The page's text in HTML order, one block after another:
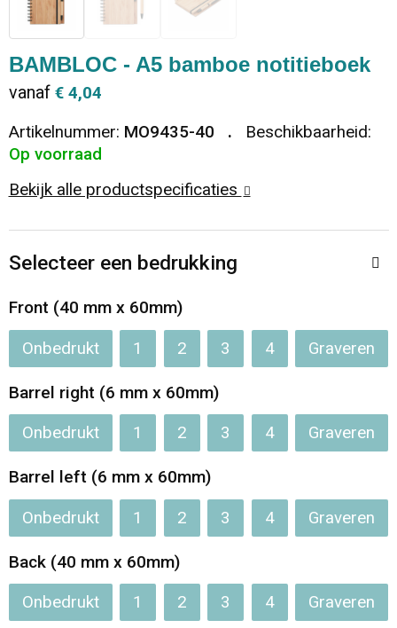
Dekens, Fleecedekens en Kussens
Vesten
T-Shirts
Ondergoed en Sokken
Sweaters
Vesten
Broeken en Rokken
Bodywarmers
T-Shirts
Jassen
Been- en voetbescherming
Overalls
Gilets
Vrije tijd en Strand
Veiligheid, Auto en Fiets
Elektronica, Gadgets en USB
Paraplu's
Sinterklaas
Koeltassen en Koelboxen
Goodiebags
Golftassen
Jute tassen
Toilettassen
Laptop hoezen en tassen
Reistassen
Koffers en Trolleys
Sporttassen
Schoudertassen
BAMBLOC - A5 bamboe notitieboek
vanaf € 4,04
Artikelnummer: MO9435-40
Beschikbaarheid:
Op voorraad
Bekijk alle productspecificaties
Selecteer een bedrukking
Front (40 mm x 60mm)
Onbedrukt 1 2 3 4 Graveren
Barrel right (6 mm x 60mm)
Onbedrukt 1 2 3 4 Graveren
Barrel left (6 mm x 60mm)
Onbedrukt 1 2 3 4 Graveren
Back (40 mm x 60mm)
Onbedrukt 1 2 3 4 Graveren